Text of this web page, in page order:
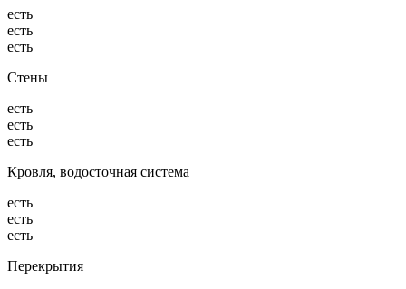
есть
есть
есть
Стены
есть
есть
есть
Кровля, водосточная система
есть
есть
есть
Перекрытия